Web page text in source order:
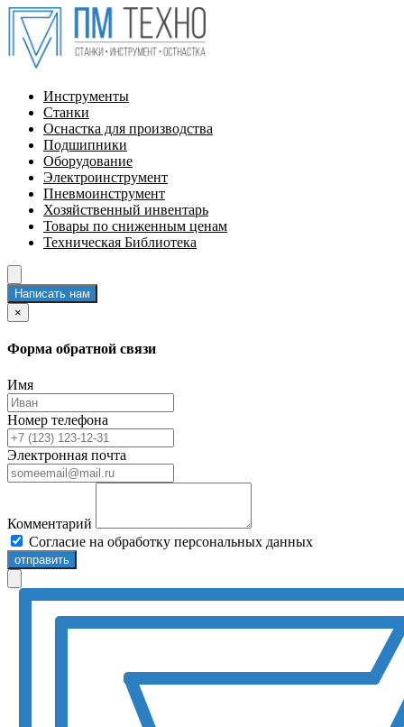
Инструменты
Станки
Оснастка для производства
Подшипники
Оборудование
Электроинструмент
Пневмоинструмент
Хозяйственный инвентарь
Товары по сниженным ценам
Техническая Библиотека
Написать нам
×
Форма обратной связи
Имя
Номер телефона
Электронная почта
Комментарий
Согласие на обработку персональных данных
отправить